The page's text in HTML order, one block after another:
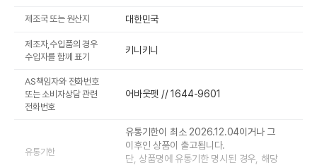
제조국 또는 원산지 대한민국
제조자,수입품의 경우
수입자를 함께 표기
키니키니
AS책임자와 전화번호
또는 소비자상담 관련
전화번호
어바웃펫 // 1644-9601
유통기한
유통기한이 최소 2026.12.04이거나 그
이후인 상품이 출고됩니다.
단, 상품명에 유통기한 명시된 경우, 해당